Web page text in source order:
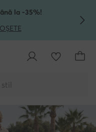
la -35%!